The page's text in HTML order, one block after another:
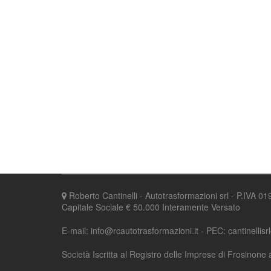
Roberto Cantinelli - Autotrasformazioni srl - P.IVA
Capitale Sociale € 50.000 Interamente Versato
E-mail: info@rcautotrasformazioni.it - PEC:
Società Iscritta al Registro delle Imprese di Frosinone